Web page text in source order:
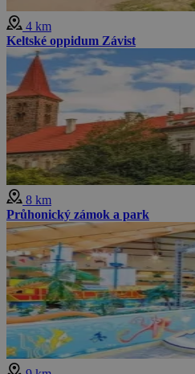
4 km
Keltské oppidum Závist
8 km
Průhonický zámok a park